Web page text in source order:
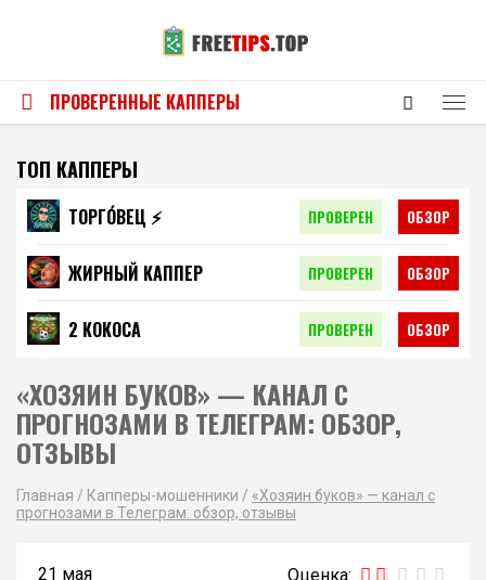
ПРОВЕРЕННЫЕ КАППЕРЫ
ТОП КАППЕРЫ
ТОРГО́ВЕЦ ⚡️ ПРОВЕРЕН ОБЗОР
ЖИРНЫЙ КАППЕР ПРОВЕРЕН ОБЗОР
2 КОКОСА ПРОВЕРЕН ОБЗОР
«ХОЗЯИН БУКОВ» — КАНАЛ С
ПРОГНОЗАМИ В ТЕЛЕГРАМ: ОБЗОР,
ОТЗЫВЫ
Главная / Капперы-мошенники / «Хозяин буков» — канал с
прогнозами в Телеграм: обзор, отзывы
21 мая